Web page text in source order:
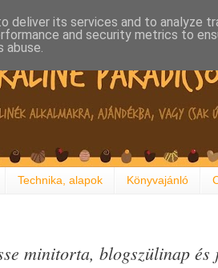
Technika, alapok Könyvajánló
minitorta, blogszülinap és
deliver its services and to analyze
and security metrics to
abuse.